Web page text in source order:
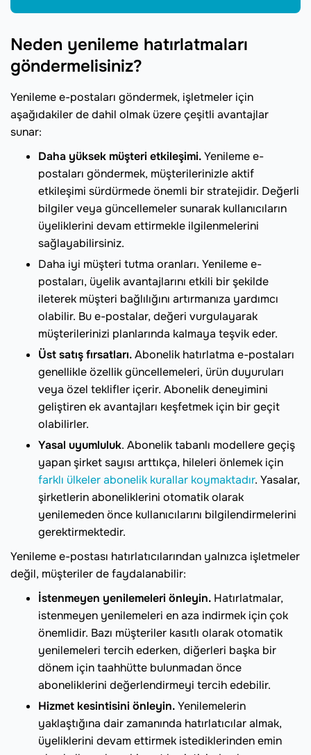
Neden yenileme hatırlatmaları
göndermelisiniz?
Yenileme e-postaları göndermek, işletmeler için
aşağıdakiler de dahil olmak üzere çeşitli avantajlar
sunar:
Daha yüksek müşteri etkileşimi.Yenileme e-
postaları göndermek, müşterilerinizle aktif
etkileşimi sürdürmede önemli bir stratejidir. Değerli
bilgiler veya güncellemeler sunarak kullanıcıların
üyeliklerini devam ettirmekle ilgilenmelerini
sağlayabilirsiniz.
Daha iyi müşteri tutma oranları. Yenileme e-
postaları, üyelik avantajlarını etkili bir şekilde
ileterek müşteri bağlılığını artırmanıza yardımcı
olabilir. Bu e-postalar, değeri vurgulayarak
müşterilerinizi planlarında kalmaya teşvik eder.
Üst satış fırsatları.Abonelik hatırlatma e-postaları
genellikle özellik güncellemeleri, ürün duyuruları
veya özel teklifler içerir. Abonelik deneyimini
geliştiren ek avantajları keşfetmek için bir geçit
olabilirler.
Yasal uyumluluk. Abonelik tabanlı modellere geçiş
yapan şirket sayısı arttıkça, hileleri önlemek için
farklı ülkeler abonelik kurallar koymaktadır. Yasalar,
şirketlerin aboneliklerini otomatik olarak
yenilemeden önce kullanıcılarını bilgilendirmelerini
gerektirmektedir.
Yenileme e-postası hatırlatıcılarından yalnızca işletmeler
değil, müşteriler de faydalanabilir:
İstenmeyen yenilemeleri önleyin. Hatırlatmalar,
istenmeyen yenilemeleri en aza indirmek için çok
önemlidir. Bazı müşteriler kasıtlı olarak otomatik
yenilemeleri tercih ederken, diğerleri başka bir
dönem için taahhütte bulunmadan önce
aboneliklerini değerlendirmeyi tercih edebilir.
Hizmet kesintisini önleyin.Yenilemelerin
yaklaştığına dair zamanında hatırlatıcılar almak,
üyeliklerini devam ettirmek istediklerinden emin